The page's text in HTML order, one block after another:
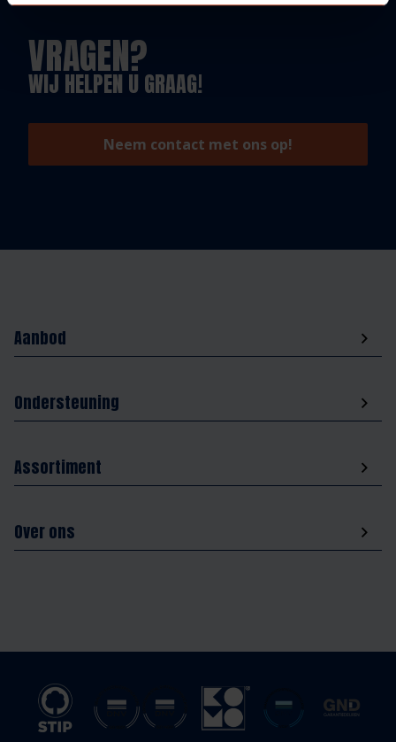
VRAGEN?
WIJ HELPEN U GRAAG!
Neem contact met ons op!
Aanbod
Ondersteuning
Assortiment
Over ons